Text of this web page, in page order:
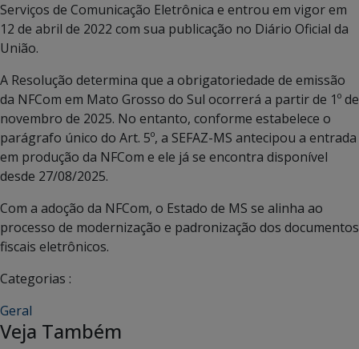
Serviços de Comunicação Eletrônica e entrou em vigor em
12 de abril de 2022 com sua publicação no Diário Oficial da
União.
A Resolução determina que a obrigatoriedade de emissão
da NFCom em Mato Grosso do Sul ocorrerá a partir de 1º de
novembro de 2025. No entanto, conforme estabelece o
parágrafo único do Art. 5º, a SEFAZ-MS antecipou a entrada
em produção da NFCom e ele já se encontra disponível
desde 27/08/2025.
Com a adoção da NFCom, o Estado de MS se alinha ao
processo de modernização e padronização dos documentos
fiscais eletrônicos.
Categorias :
Geral
Veja Também